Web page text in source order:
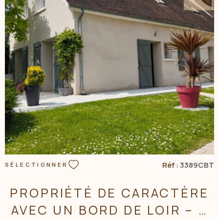
troglodytes temoin du patrimoine et du caractère singulier
du secteur, ainsi que de plusieurs dépendances offrant de
nombreuses possibilités d'aménagement,de rangements ou
de création d'espaces supplémentaires selon vos envies.
Une proprièté pleine de charme et de potentiel, idéalement
située à proximité immediate des commodités de l'hyper
centre, tout en bénificiant d'un environnement calme et
intimiste. Une maison rare sur le marché, qui saura séduire les
amateurs de charme, d'espace et de patrimoine. A découvrir
sans tarder !! Contactez Nicolas Colliot au 07 77 23 28 33 ou
par mail ncolliot.acbi@gmail.com Agent commercial au
R.S.A.C de Blois 505 331 199. Les informations auxquels le bien
est exposé sont disponible sur le site Géorisques
www.georisque.gouv.fr
VOIR LE BIEN
SÉLECTIONNER Réf :3389CBT
PROPRIÉTÉ DE CARACTÈRE
AVEC UN BORD DE LOIR – À